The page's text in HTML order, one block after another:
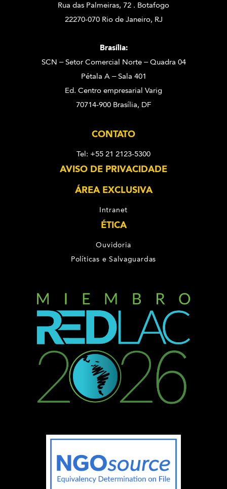
Rua das Palmeiras, 72 . Botafogo
22270-070 Rio de Janeiro, RJ
Brasília:
SCN – Setor Comercial Norte – Quadra 04
Pétala A – Sala 401
Ed. Centro empresarial Varig
70714-900 Brasília, DF
CONTATO
Tel: +55 21 2123-5300
AVISO DE PRIVACIDADE
ÁREA EXCLUSIVA
Intranet
ÉTICA
Ouvidoria
Políticas e Salvaguardas